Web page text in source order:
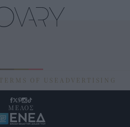
TERMS OF USE ADVERTISING
ΜΕΛΟΣ